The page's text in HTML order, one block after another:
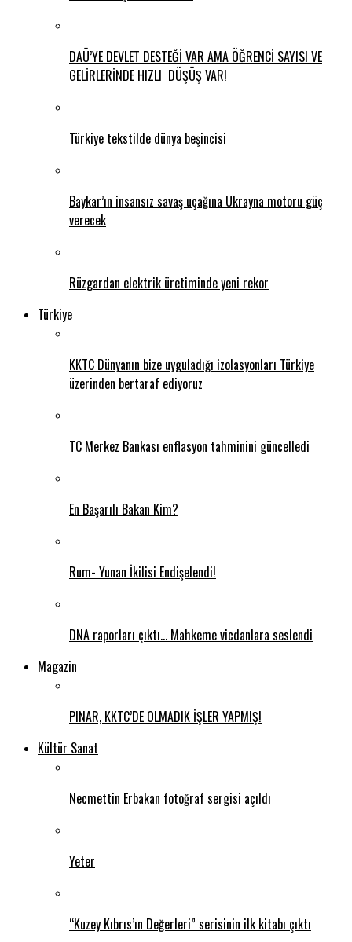
DAÜ’YE DEVLET DESTEĞİ VAR AMA ÖĞRENCİ SAYISI VE
GELİRLERİNDE HIZLI DÜŞÜŞ VAR!
Türkiye tekstilde dünya beşincisi
Baykar’ın insansız savaş uçağına Ukrayna motoru güç
verecek
Rüzgardan elektrik üretiminde yeni rekor
Türkiye
KKTC Dünyanın bize uyguladığı izolasyonları Türkiye
üzerinden bertaraf ediyoruz
TC Merkez Bankası enflasyon tahminini güncelledi
En Başarılı Bakan Kim?
Rum- Yunan İkilisi Endişelendi!
DNA raporları çıktı… Mahkeme vicdanlara seslendi
Magazin
PINAR, KKTC’DE OLMADIK İŞLER YAPMIŞ!
Kültür Sanat
Necmettin Erbakan fotoğraf sergisi açıldı
Yeter
“Kuzey Kıbrıs’ın Değerleri” serisinin ilk kitabı çıktı